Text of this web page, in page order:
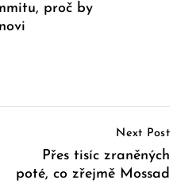
proč by
Next Post
Přes tisíc zraněných
poté, co zřejmě Mossad